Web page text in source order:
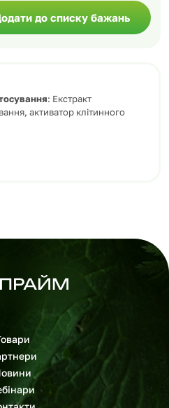
до списку бажань
: Екстракт
активатор клітинного